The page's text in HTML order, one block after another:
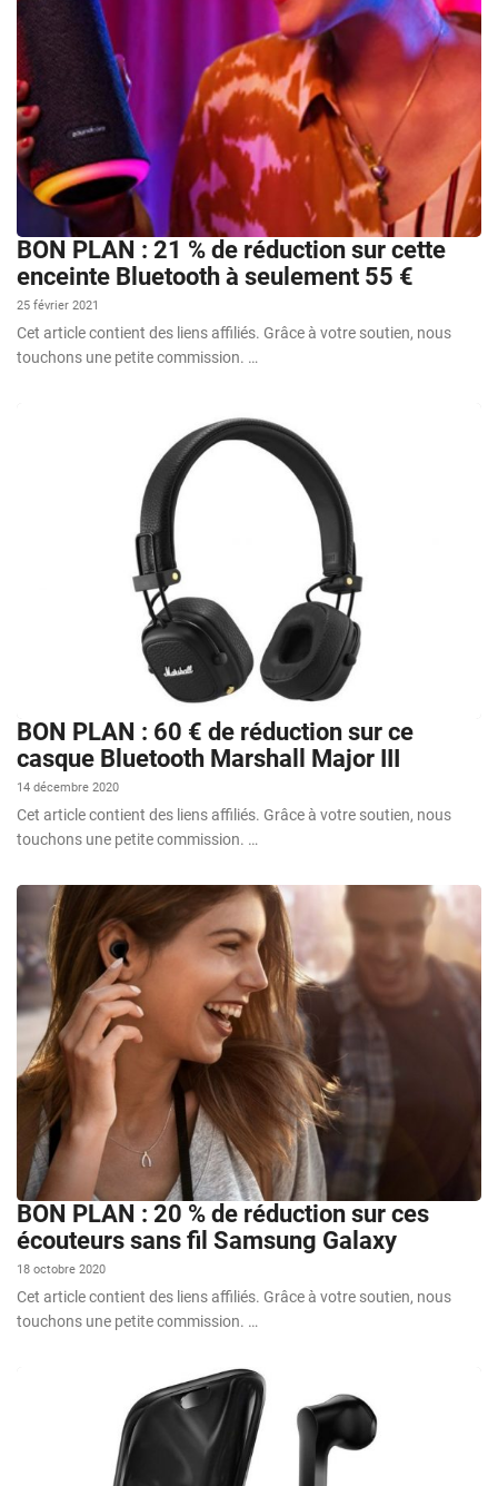
BON PLAN : 21 % de réduction sur cette
enceinte Bluetooth à seulement 55 €
25 février 2021
Cet article contient des liens affiliés. Grâce à votre soutien, nous
touchons une petite commission. …
BON PLAN : 60 € de réduction sur ce
casque Bluetooth Marshall Major III
14 décembre 2020
Cet article contient des liens affiliés. Grâce à votre soutien, nous
touchons une petite commission. …
BON PLAN : 20 % de réduction sur ces
écouteurs sans fil Samsung Galaxy
18 octobre 2020
Cet article contient des liens affiliés. Grâce à votre soutien, nous
touchons une petite commission. …